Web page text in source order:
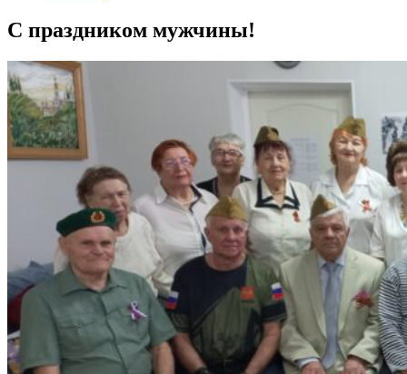
С праздником мужчины!